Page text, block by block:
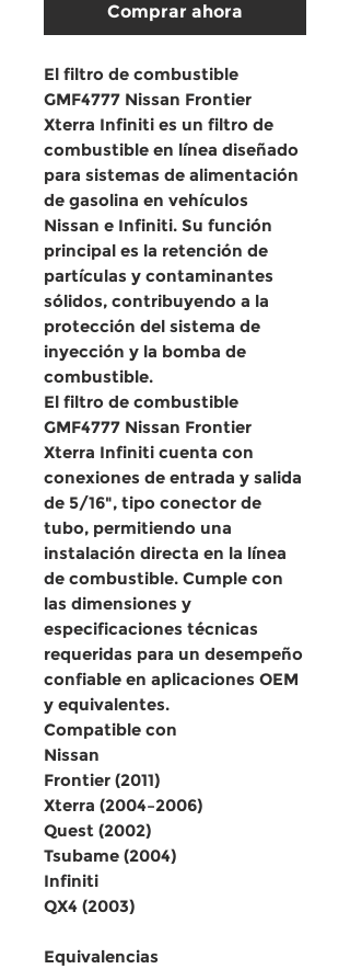
Comprar ahora
El filtro de combustible
GMF4777 Nissan Frontier
Xterra Infiniti es un filtro de
combustible en línea diseñado
para sistemas de alimentación
de gasolina en vehículos
Nissan e Infiniti. Su función
principal es la retención de
partículas y contaminantes
sólidos, contribuyendo a la
protección del sistema de
inyección y la bomba de
combustible.
El filtro de combustible
GMF4777 Nissan Frontier
Xterra Infiniti cuenta con
conexiones de entrada y salida
de 5/16", tipo conector de
tubo, permitiendo una
instalación directa en la línea
de combustible. Cumple con
las dimensiones y
especificaciones técnicas
requeridas para un desempeño
confiable en aplicaciones OEM
y equivalentes.
Compatible con
Nissan
Frontier (2011)
Xterra (2004–2006)
Quest (2002)
Tsubame (2004)
Infiniti
QX4 (2003)
Equivalencias